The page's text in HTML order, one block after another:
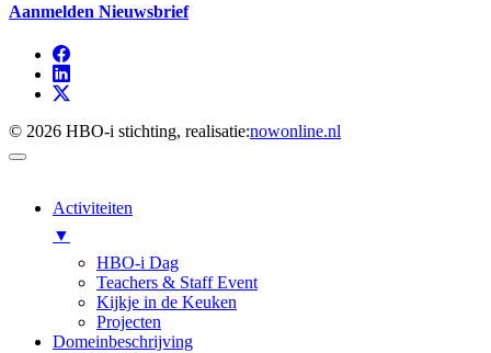
Aanmelden Nieuwsbrief
© 2026 HBO-i stichting, realisatie:nowonline.nl
Activiteiten
▼
HBO-i Dag
Teachers & Staff Event
Kijkje in de Keuken
Projecten
Domeinbeschrijving